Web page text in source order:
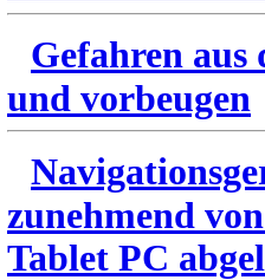
Gefahren
und vorbeugen
zunehmend
Tablet PC